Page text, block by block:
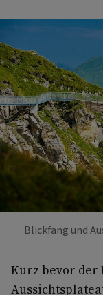
Blickfang und
Kurz bevor der